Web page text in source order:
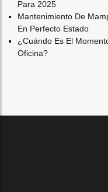
Para 2025
Mantenimiento De
En Perfecto Estado
¿cuándo Es El
Oficina?